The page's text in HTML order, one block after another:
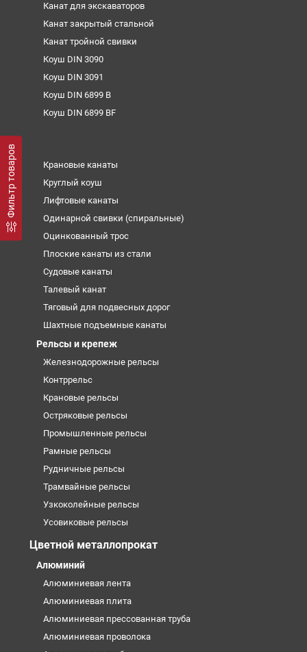
Фильтр товаров
Канат для экскаваторов
Канат закрытый стальной
Канат тройной свивки
Коуш DIN 3090
Коуш DIN 3091
Коуш DIN 6899 B
Коуш DIN 6899 BF
Крановые канаты
Круглый коуш
Лифтовые канаты
Одинарной свивки (спиральные)
Оцинкованный трос
Плоские канаты из стали
Судовые канаты
Талевый канат
Тяговый для подвесных дорог
Шахтные подъемные канаты
Рельсы и крепеж
Железнодорожные рельсы
Контррельс
Крановые рельсы
Остряковые рельсы
Промышленные рельсы
Рамные рельсы
Рудничные рельсы
Трамвайные рельсы
Узкоколейные рельсы
Усовиковые рельсы
Цветной металлопрокат
Алюминий
Алюминиевая лента
Алюминиевая плита
Алюминиевая прессованная труба
Алюминиевая проволока